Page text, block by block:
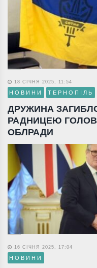
18 СІЧНЯ 2025, 11:54
НОВИНИ ТЕРНОПІЛЬ
ДРУЖИНА
РАДНИЦЕЮ
ОБЛРАДИ
16 СІЧНЯ 2025, 17:04
НОВИНИ